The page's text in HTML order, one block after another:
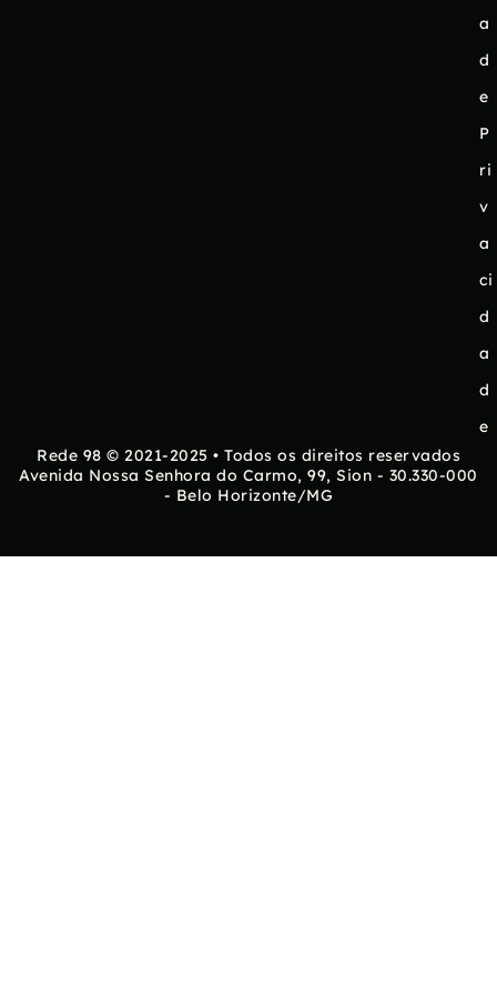
a
d
e
P
ri
v
a
ci
d
a
d
e
Rede 98 © 2021-2025 • Todos os direitos reservados
Avenida Nossa Senhora do Carmo, 99, Sion - 30.330-000
- Belo Horizonte/MG